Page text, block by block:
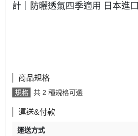
計｜防曬透氣四季適用 日本進口
商品規格
規格 共 2 種規格可選
運送&付款
運送方式